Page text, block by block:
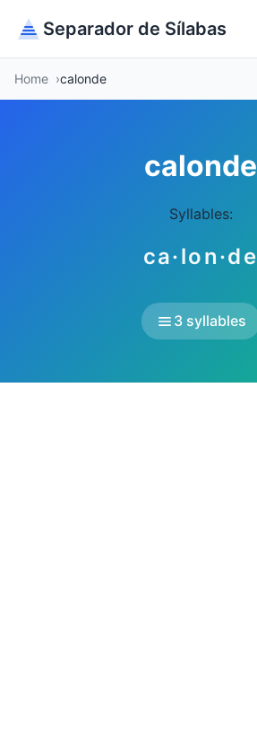
Separador de Sílabas
Home calonde
calonde
Syllables:
ca·lon·de
3 syllables